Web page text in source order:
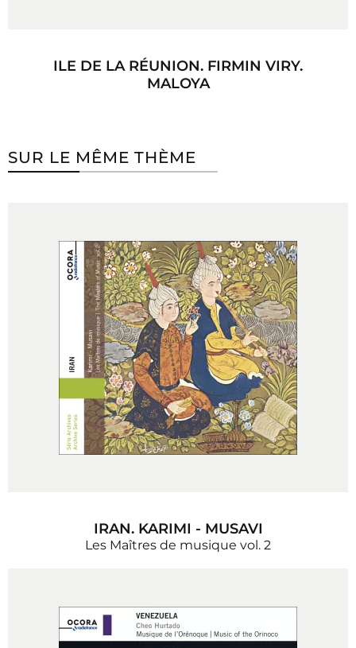
ILE DE LA RÉUNION. FIRMIN VIRY.
MALOYA
SUR LE MÊME THÈME
IRAN. KARIMI - MUSAVI
Les Maîtres de musique vol. 2